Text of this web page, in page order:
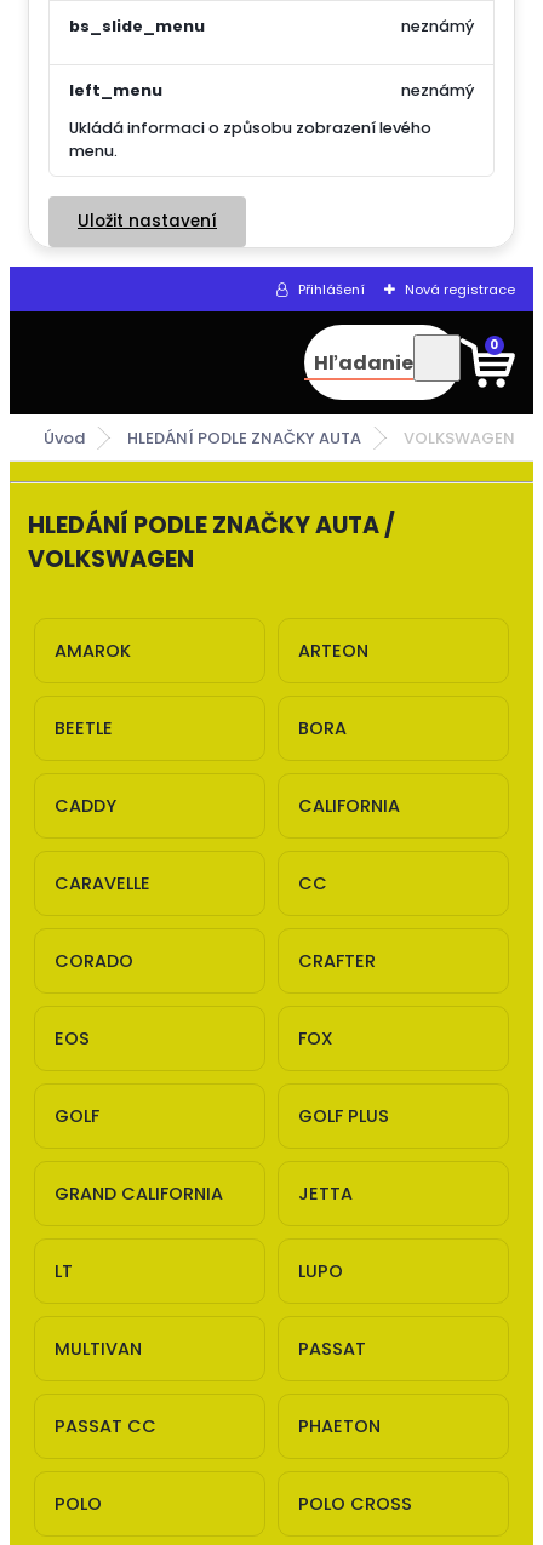
bs_slide_menu neznámý
left_menu
Ukládá informaci o způsobu zobrazení levého
menu.
neznámý
Uložit nastavení
Přihlášení Nová registrace
Hľadanie
0
Úvod HLEDÁNÍ PODLE ZNAČKY AUTA VOLKSWAGEN
HLEDÁNÍ PODLE ZNAČKY AUTA /
VOLKSWAGEN
AMAROK ARTEON
BEETLE BORA
CADDY CALIFORNIA
CARAVELLE CC
CORADO CRAFTER
EOS FOX
GOLF GOLF PLUS
GRAND CALIFORNIA JETTA
LT LUPO
MULTIVAN PASSAT
PASSAT CC PHAETON
POLO POLO CROSS